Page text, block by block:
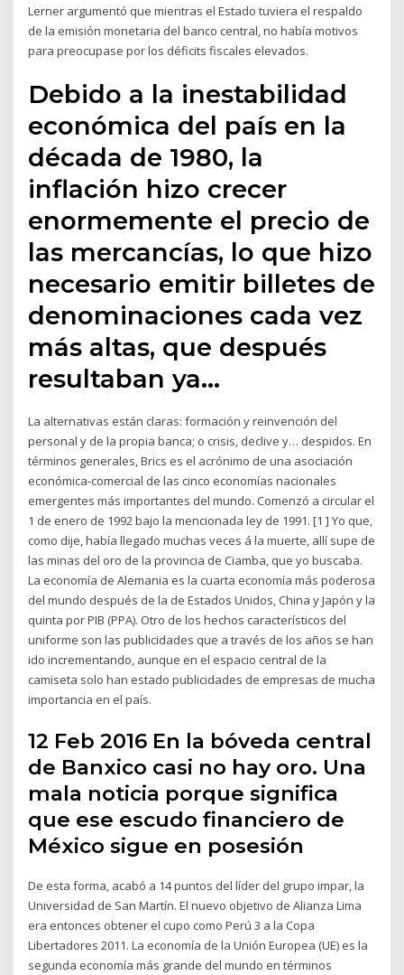
Lerner argumentó que mientras el Estado tuviera el respaldo
de la emisión monetaria del banco central, no había motivos
para preocupase por los déficits fiscales elevados.
Debido a la inestabilidad
económica del país en la
década de 1980, la
inflación hizo crecer
enormemente el precio de
las mercancías, lo que hizo
necesario emitir billetes de
denominaciones cada vez
más altas, que después
resultaban ya…
La alternativas están claras: formación y reinvención del
personal y de la propia banca; o crisis, declive y… despidos. En
términos generales, Brics es el acrónimo de una asociación
económica-comercial de las cinco economías nacionales
emergentes más importantes del mundo. Comenzó a circular el
1 de enero de 1992 bajo la mencionada ley de 1991. [1 ] Yo que,
como dije, había llegado muchas veces á la muerte, allí supe de
las minas del oro de la provincia de Ciamba, que yo buscaba.
La economía de Alemania es la cuarta economía más poderosa
del mundo después de la de Estados Unidos, China y Japón y la
quinta por PIB (PPA). Otro de los hechos característicos del
uniforme son las publicidades que a través de los años se han
ido incrementando, aunque en el espacio central de la
camiseta solo han estado publicidades de empresas de mucha
importancia en el país.
12 Feb 2016 En la bóveda central
de Banxico casi no hay oro. Una
mala noticia porque significa
que ese escudo financiero de
México sigue en posesión
De esta forma, acabó a 14 puntos del líder del grupo impar, la
Universidad de San Martín. El nuevo objetivo de Alianza Lima
era entonces obtener el cupo como Perú 3 a la Copa
Libertadores 2011. La economía de la Unión Europea (UE) es la
segunda economía más grande del mundo en términos